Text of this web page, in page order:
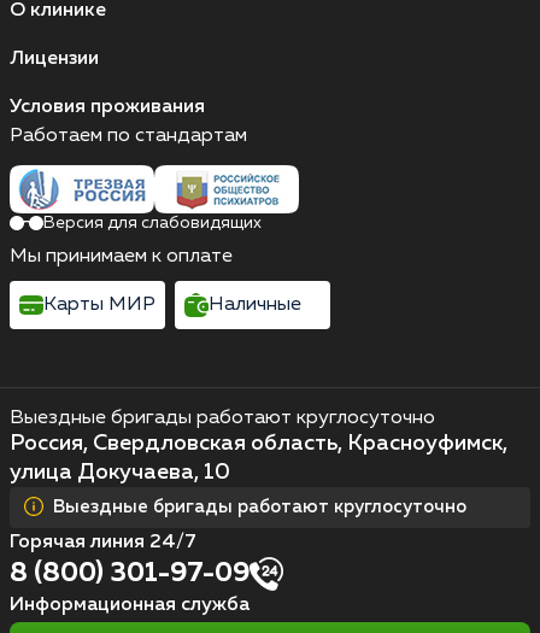
О клинике
Лицензии
Условия проживания
Выездные бригады работают круглосуточно
Россия, Свердловская область, Красноуфимск,
улица Докучаева, 10
Выездные бригады работают круглосуточно
Горячая линия 24/7
8 (800) 301-97-09
Информационная служба
Работаем по стандартам
Версия для слабовидящих
Мы принимаем к оплате
Карты МИР Наличные